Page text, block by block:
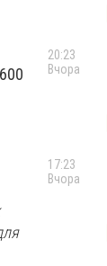
20:23
Вчора
17:23
Вчора